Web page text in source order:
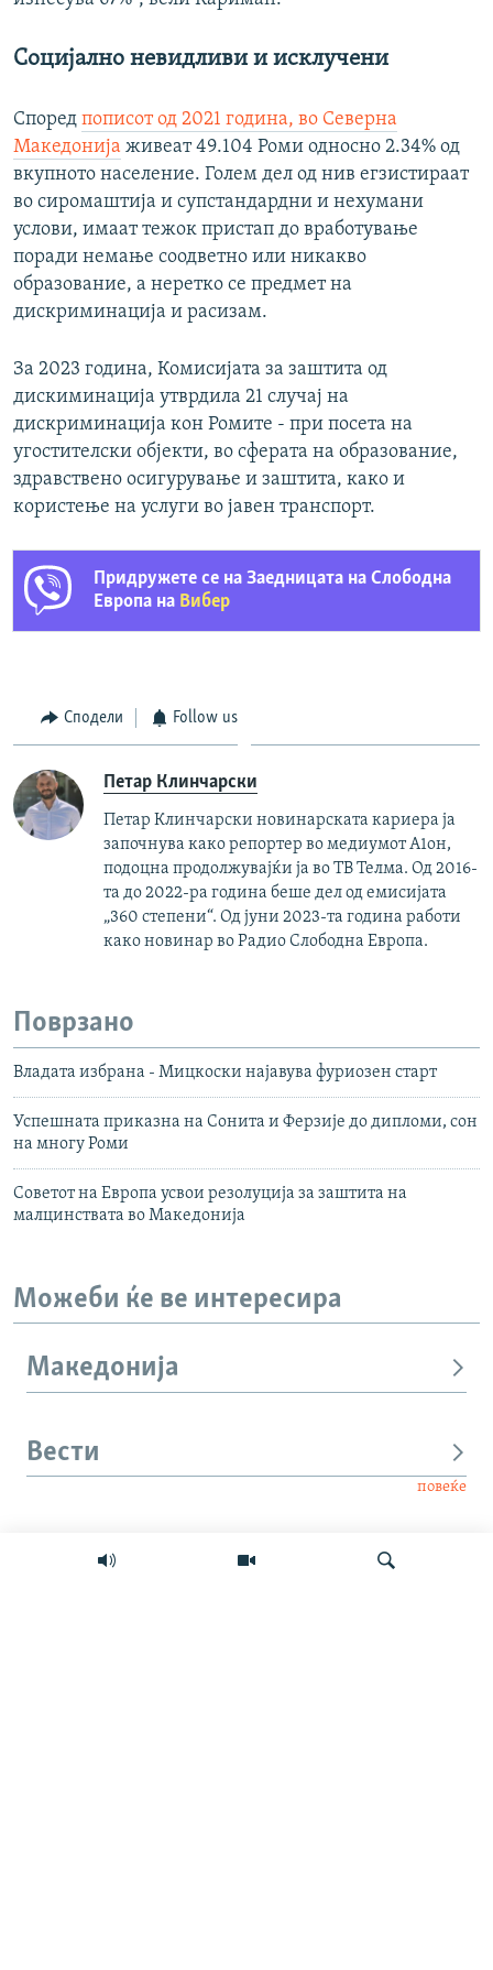
Социјално невидливи и исклучени
Според пописот од 2021 година, во Северна
Македонија живеат 49.104 Роми односно 2.34% од
вкупното население. Голем дел од нив егзистираат
во сиромаштија и супстандардни и нехумани
услови, имаат тежок пристап до вработување
поради немање соодветно или никакво
образование, а неретко се предмет на
дискриминација и расизам.
За 2023 година, Комисијата за заштита од
дискиминација утврдила 21 случај на
дискриминација кон Ромите - при посета на
угостителски објекти, во сферата на образование,
здравствено осигурување и заштита, како и
користење на услуги во јавен транспорт.
Придружете се на Заедницата на Слободна
Европа на Вибер
Сподели Follow us
Петар Клинчарски
Петар Клинчарски новинарската кариера ја
започнува како репортер во медиумот А1он,
подоцна продолжувајќи ја во ТВ Телма. Од 2016-
та до 2022-ра година беше дел од емисијата
„360 степени“. Од јуни 2023-та година работи
како новинар во Радио Слободна Европа.
Поврзано
Владата избрана - Мицкоски најавува фуриозен старт
Успешната приказна на Сонита и Ферзије до дипломи, сон
на многу Роми
Советот на Европа усвои резолуција за заштита на
малцинствата во Македонија
Можеби ќе ве интересира
Македонија
Вести
повеќе
Интервју